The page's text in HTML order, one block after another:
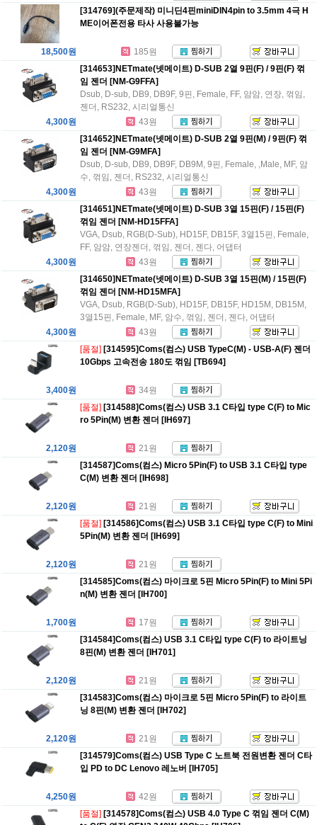
[314769](주문제작) 미니딘4핀miniDIN4pin to 3.5mm 4극 H
ME이어폰전용 타사 사용불가능
18,500원
185원
[314653]NETmate(넷메이트) D-SUB 2열 9핀(F) / 9핀(F) 꺾
임 젠더 [NM-G9FFA]
Dsub, D-sub, DB9, DB9F, 9핀, Female, FF, 암암, 연장, 꺾임,
젠더, RS232, 시리얼통신
4,300원
43원
[314652]NETmate(넷메이트) D-SUB 2열 9핀(M) / 9핀(F) 꺾
임 젠더 [NM-G9MFA]
Dsub, D-sub, DB9, DB9F, DB9M, 9핀, Female, ,Male, MF, 암
수, 꺾임, 젠더, RS232, 시리얼통신
4,300원
43원
[314651]NETmate(넷메이트) D-SUB 3열 15핀(F) / 15핀(F)
꺾임 젠더 [NM-HD15FFA]
VGA, Dsub, RGB(D-Sub), HD15F, DB15F, 3열15핀, Female,
FF, 암암, 연장젠더, 꺾임, 젠더, 젠다, 어댑터
4,300원
43원
[314650]NETmate(넷메이트) D-SUB 3열 15핀(M) / 15핀(F)
꺾임 젠더 [NM-HD15MFA]
VGA, Dsub, RGB(D-Sub), HD15F, DB15F, HD15M, DB15M,
3열15핀, Female, MF, 암수, 꺾임, 젠더, 젠다, 어댑터
4,300원
43원
[품절] [314595]Coms(컴스) USB TypeC(M) - USB-A(F) 젠더
10Gbps 고속전송 180도 꺾임 [TB694]
3,400원
34원
[품절] [314588]Coms(컴스) USB 3.1 C타입 type C(F) to Mic
ro 5Pin(M) 변환 젠더 [IH697]
2,120원
21원
[314587]Coms(컴스) Micro 5Pin(F) to USB 3.1 C타입 type
C(M) 변환 젠더 [IH698]
2,120원
21원
[품절] [314586]Coms(컴스) USB 3.1 C타입 type C(F) to Mini
5Pin(M) 변환 젠더 [IH699]
2,120원
21원
[314585]Coms(컴스) 마이크로 5핀 Micro 5Pin(F) to Mini 5Pi
n(M) 변환 젠더 [IH700]
1,700원
17원
[314584]Coms(컴스) USB 3.1 C타입 type C(F) to 라이트닝
8핀(M) 변환 젠더 [IH701]
2,120원
21원
[314583]Coms(컴스) 마이크로 5핀 Micro 5Pin(F) to 라이트
닝 8핀(M) 변환 젠더 [IH702]
2,120원
21원
[314579]Coms(컴스) USB Type C 노트북 전원변환 젠더 C타
입 PD to DC Lenovo 레노버 [IH705]
4,250원
42원
[품절] [314578]Coms(컴스) USB 4.0 Type C 꺾임 젠더 C(M)